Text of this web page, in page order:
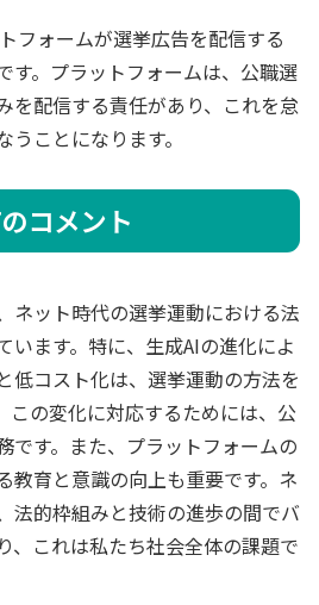
フォームが選挙広告を配信する
す。プラットフォームは、公職選
を配信する責任があり、これを怠
ことになります。
コメント
ネット時代の選挙運動における法
います。特に、生成AIの進化によ
低コスト化は、選挙運動の方法を
この変化に対応するためには、公
です。また、プラットフォームの
教育と意識の向上も重要です。ネ
法的枠組みと技術の進歩の間でバ
、これは私たち社会全体の課題で